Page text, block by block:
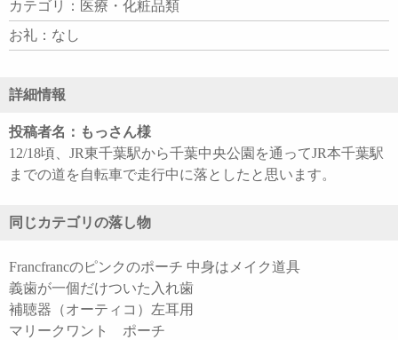
カテゴリ：医療・化粧品類
お礼：なし
詳細情報
投稿者名：もっさん様
12/18頃、JR東千葉駅から千葉中央公園を通ってJR本千葉駅
までの道を自転車で走行中に落としたと思います。
同じカテゴリの落し物
Francfrancのピンクのポーチ 中身はメイク道具
義歯が一個だけついた入れ歯
補聴器（オーティコ）左耳用
マリークワント ポーチ